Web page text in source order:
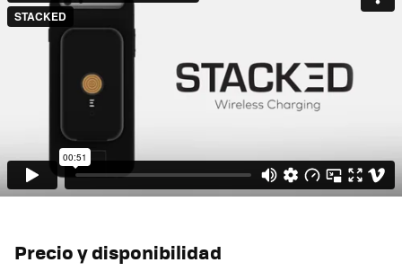
Precio y disponibilidad